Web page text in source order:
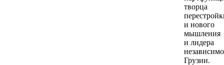
творца
и нового
мышления
и лидера
Грузии.